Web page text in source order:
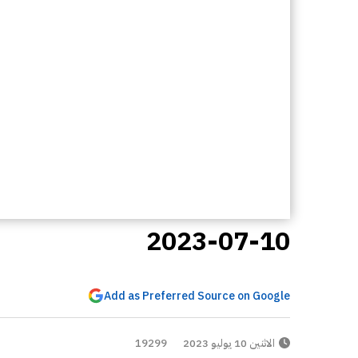
2023-07-10
Add as Preferred Source on Google
الاثنين 10 يوليو 2023 19299